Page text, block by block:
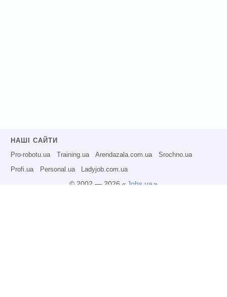
НАШІ САЙТИ
Pro-robotu.ua Training.ua Arendazala.com.ua Srochno.ua
Profi.ua Personal.ua Ladyjob.com.ua
© 2002 — 2026 « Jobs.ua»